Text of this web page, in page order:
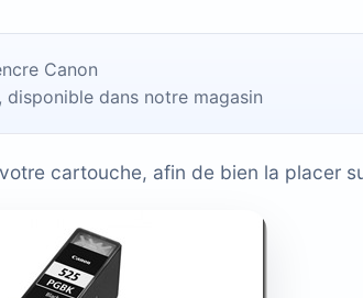
Canon
, disponible dans notre magasin
cartouche, afin de bien la placer